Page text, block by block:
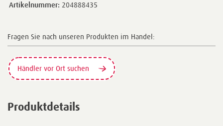
Artikelnummer: 204888435
Fragen Sie nach unseren Produkten im Handel:
Händler vor Ort suchen
Produktdetails